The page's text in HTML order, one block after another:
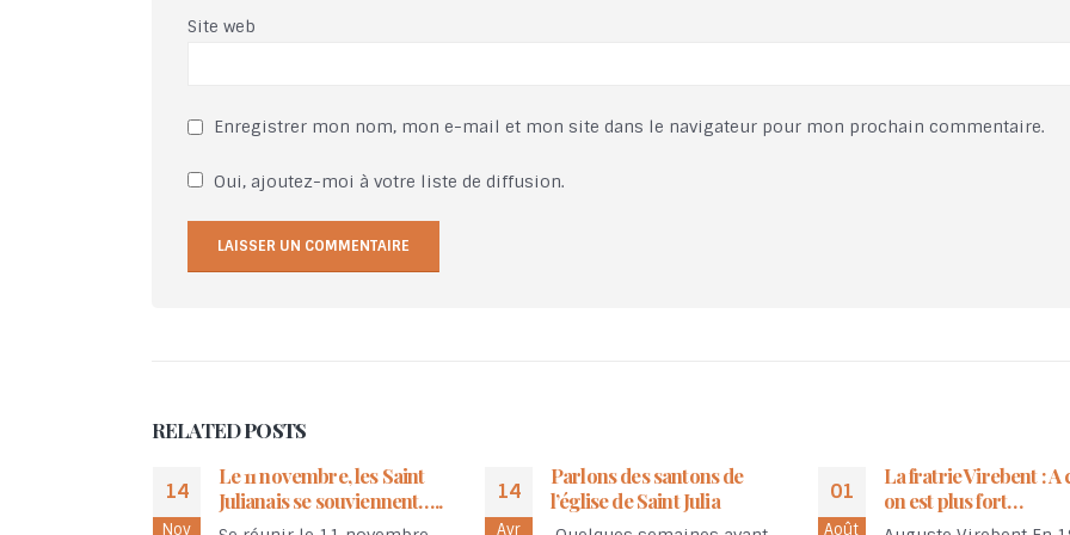
Site web
Enregistrer mon nom, mon e-mail et mon site dans le navigateur pour mon prochain commentaire.
Oui, ajoutez-moi à votre liste de diffusion.
RELATEDPOSTS
14
Avr
Parlons des santons de
l’église de Saint Julia
01
Août
La fratrie Virebent : A cinq
on est plus fort…
20
Juil
Remontons le temps
Pour surveiller de loin